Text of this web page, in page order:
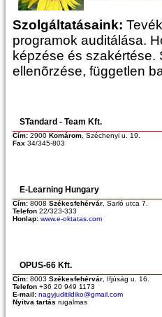
Szolgáltatásaink:
programok auditálása.
képzése és
ellenõrzése, független
STandard - Team Kft.
Cím: 2900 Komárom , Széchenyi u. 19.
Fax 34/345-803
E-Learning Hungary
Cím: 8008 Székesfehérvár , Sarló utca 7.
Telefon 22/323-333
Honlap: www.e-oktatas.com
OPUS-66 Kft.
Cím: 8003 Székesfehérvár , Ifjúság u. 16.
Telefon +36 20 949 1173
E-mail: nagyjuditildiko@gmail.com
Nyitva tartás rugalmas